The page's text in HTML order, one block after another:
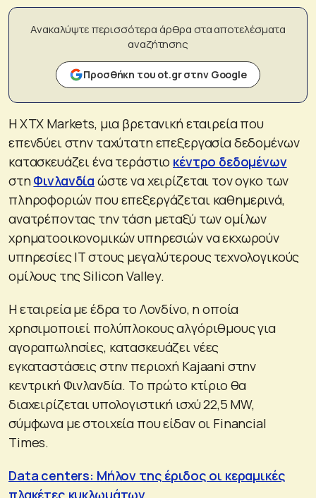
Ανακαλύψτε περισσότερα άρθρα στα αποτελέσματα
αναζήτησης
Προσθήκη του ot.gr στην Google
Η XTX Markets, μια βρετανική εταιρεία που
επενδύει στην ταχύτατη επεξεργασία δεδομένων
κατασκευάζει ένα τεράστιο κέντρο δεδομένων
στηΦινλανδία ώστε να χειρίζεται τον ογκο των
πληροφοριών που επεξεργάζεται καθημερινά,
ανατρέποντας την τάση μεταξύ των ομίλων
χρηματοοικονομικών υπηρεσιών να εκχωρούν
υπηρεσίες ΙT στους μεγαλύτερους τεχνολογικούς
ομίλους της Silicon Valley.
Η εταιρεία με έδρα το Λονδίνο, η οποία
χρησιμοποιεί πολύπλοκους αλγόριθμους για
αγοραπωλησίες, κατασκευάζει νέες
εγκαταστάσεις στην περιοχή Kajaani στην
κεντρική Φινλανδία. Το πρώτο κτίριο θα
διαχειρίζεται υπολογιστική ισχύ 22,5 MW,
σύμφωνα με στοιχεία που είδαν οι Financial
Times.
Data centers: Mήλον της έριδος oι κεραμικές
πλακέτες κυκλωμάτων